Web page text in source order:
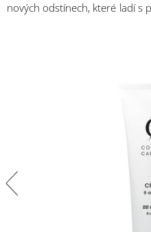
nových odstínech, které ladí s